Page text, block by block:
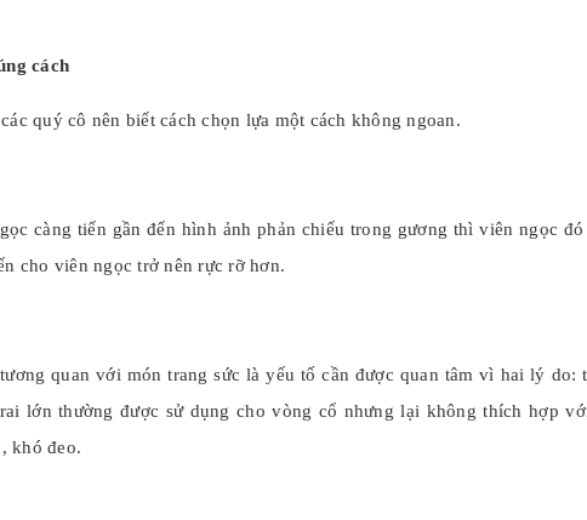
cách
quý cô nên biết cách chọn lựa một cách không ngoan.
càng tiến gần đến hình ảnh phản chiếu trong gương thì viên ngọc
cho viên ngọc trở nên rực rỡ hơn.
quan với món trang sức là yếu tố cần được quan tâm vì hai lý do:
lớn thường được sử dụng cho vòng cổ nhưng lại không thích hợp
khó đeo.